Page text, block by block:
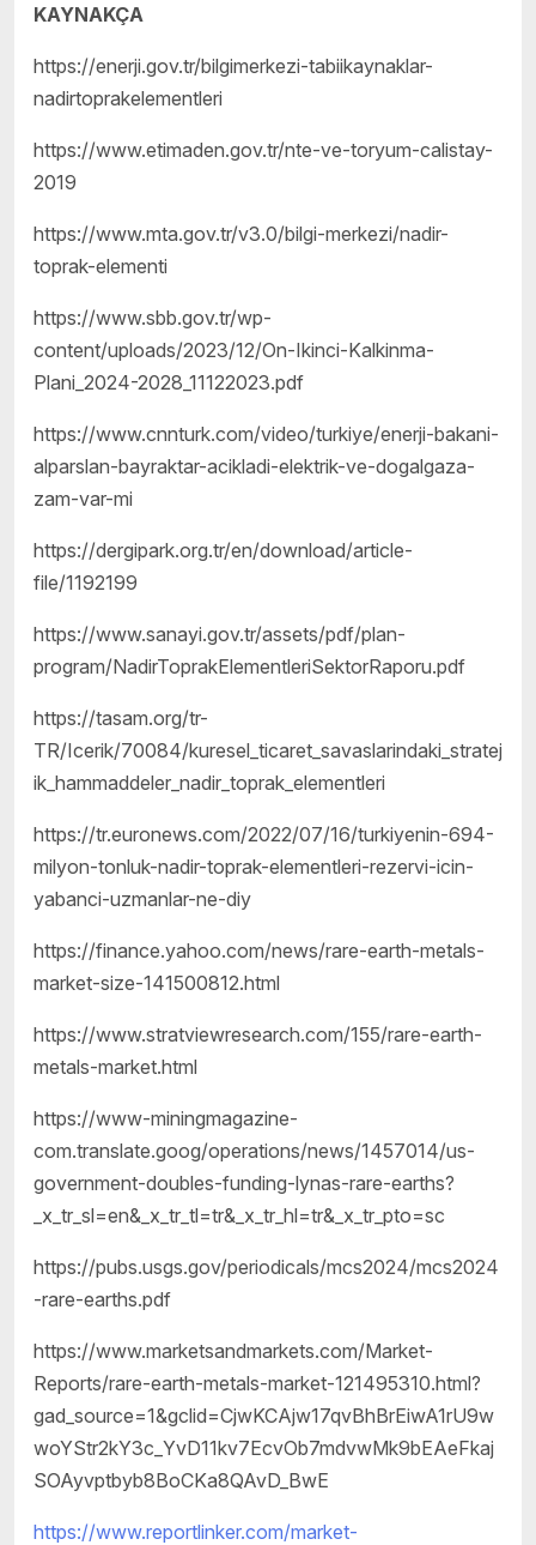
KAYNAKÇA
https://enerji.gov.tr/bilgimerkezi-tabiikaynaklar-
nadirtoprakelementleri
https://www.etimaden.gov.tr/nte-ve-toryum-calistay-
2019
https://www.mta.gov.tr/v3.0/bilgi-merkezi/nadir-
toprak-elementi
https://www.sbb.gov.tr/wp-
content/uploads/2023/12/On-Ikinci-Kalkinma-
Plani_2024-2028_11122023.pdf
https://www.cnnturk.com/video/turkiye/enerji-bakani-
alparslan-bayraktar-acikladi-elektrik-ve-dogalgaza-
zam-var-mi
https://dergipark.org.tr/en/download/article-
file/1192199
https://www.sanayi.gov.tr/assets/pdf/plan-
program/NadirToprakElementleriSektorRaporu.pdf
https://tasam.org/tr-
TR/Icerik/70084/kuresel_ticaret_savaslarindaki_stratej
ik_hammaddeler_nadir_toprak_elementleri
https://tr.euronews.com/2022/07/16/turkiyenin-694-
milyon-tonluk-nadir-toprak-elementleri-rezervi-icin-
yabanci-uzmanlar-ne-diy
https://finance.yahoo.com/news/rare-earth-metals-
market-size-141500812.html
https://www.stratviewresearch.com/155/rare-earth-
metals-market.html
https://www-miningmagazine-
com.translate.goog/operations/news/1457014/us-
government-doubles-funding-lynas-rare-earths?
_x_tr_sl=en&_x_tr_tl=tr&_x_tr_hl=tr&_x_tr_pto=sc
https://pubs.usgs.gov/periodicals/mcs2024/mcs2024
-rare-earths.pdf
https://www.marketsandmarkets.com/Market-
Reports/rare-earth-metals-market-121495310.html?
gad_source=1&gclid=CjwKCAjw17qvBhBrEiwA1rU9w
woYStr2kY3c_YvD11kv7EcvOb7mdvwMk9bEAeFkaj
SOAyvptbyb8BoCKa8QAvD_BwE
https://www.reportlinker.com/market-